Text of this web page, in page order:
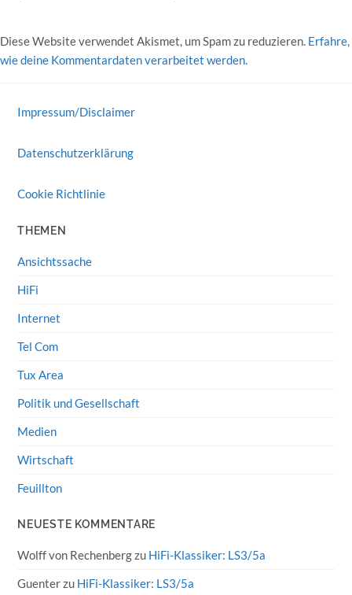
Diese Website verwendet Akismet, um Spam zu reduzieren. Erfahre,
wie deine Kommentardaten verarbeitet werden.
Impressum/Disclaimer
Datenschutzerklärung
Cookie Richtlinie
THEMEN
Ansichtssache
HiFi
Internet
Tel Com
Tux Area
Politik und Gesellschaft
Medien
Wirtschaft
Feuillton
NEUESTE KOMMENTARE
Wolff von Rechenbergzu HiFi-Klassiker: LS3/5a
Guenterzu HiFi-Klassiker: LS3/5a